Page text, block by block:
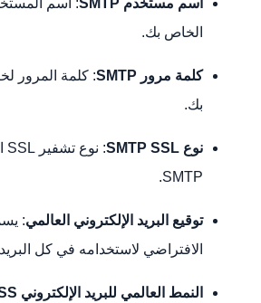
الخاص بك.
كلمة مرور SMTP
بك.
نوع SMTP SSL
SMTP.
توقيع البريد الإلكتروني العالمي:
الافتراضي لاستخدامه في كل
النمط العالمي للبريد الإلكتروني CSS